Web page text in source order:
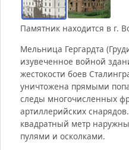
Памятник находится в г.
Мельница Гергардта
изувеченное войной
жестокости боев
уничтожена прямыми
следы многочисленных
артиллерийских
квадратный метр
пулями и осколками.